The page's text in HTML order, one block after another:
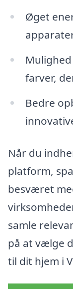
Øget
farver,
Bedre
Når du
platform,
besværet
samle
på at vælge
til dit hjem i